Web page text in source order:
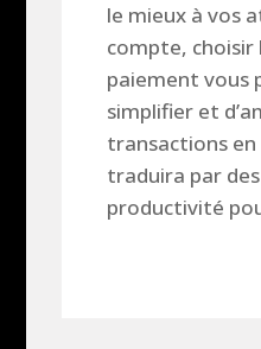
le mieux à vos
compte, choisir
paiement vous
simplifier et
transactions en
traduira par
productivité